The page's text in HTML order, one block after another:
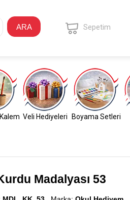
ARA Sepetim
Veli Hediyeleri Boyama Setleri
Madalyası 53